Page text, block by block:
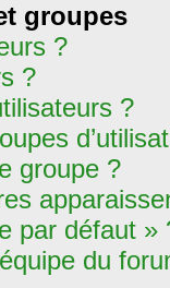
groupes
?
?
?
groupe ?
par défaut »
du